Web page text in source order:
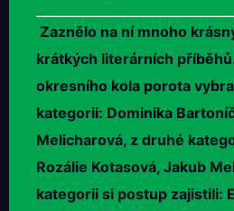
Zaznělo na ní mnoho
krátkých literárních
okresního kola porota
kategorii: Dominika
Melicharová, z druhé
Rozálie Kotasová, Jakub
kategorii si postup zajistili: